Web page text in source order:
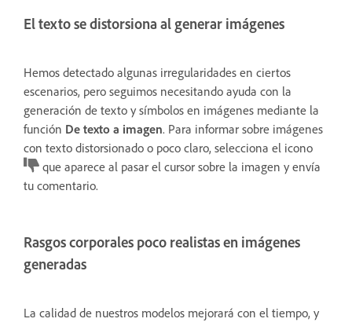
El texto se distorsiona al generar imágenes
Hemos detectado algunas irregularidades en ciertos
escenarios, pero seguimos necesitando ayuda con la
generación de texto y símbolos en imágenes mediante la
función De texto a imagen. Para informar sobre imágenes
con texto distorsionado o poco claro, selecciona el icono
que aparece al pasar el cursor sobre la imagen y envía
tu comentario.
Rasgos corporales poco realistas en imágenes
generadas
La calidad de nuestros modelos mejorará con el tiempo, y